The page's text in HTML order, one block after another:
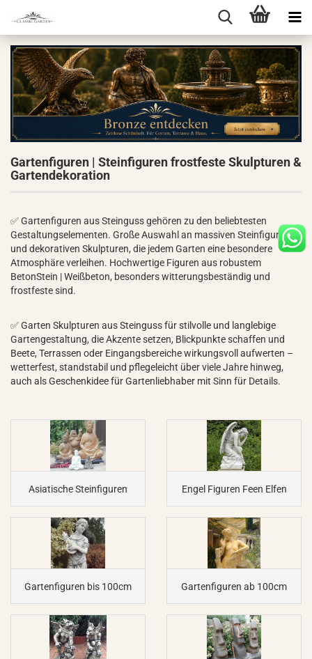
Gartenfiguren | Steinfiguren frostfeste Skulpturen &
Gartendekoration
✅ Gartenfiguren aus Steinguss gehören zu den beliebtesten
Gestaltungselementen. Große Auswahl an massiven Steinfiguren
und dekorativen Skulpturen, die jedem Garten eine besondere
Atmosphäre verleihen. Hochwertige Figuren aus robustem
BetonStein | Weißbeton, besonders witterungsbeständig und
frostfeste sind.
✅ Garten Skulpturen aus Steinguss für stilvolle und langlebige
Gartengestaltung, die Akzente setzen, Blickpunkte schaffen und
Beete, Terrassen oder Eingangsbereiche wirkungsvoll aufwerten –
wetterfest, standstabil und pflegeleicht über viele Jahre hinweg,
auch als Geschenkidee für Gartenliebhaber mit Sinn für Details.
Asiatische Steinfiguren Engel Figuren Feen Elfen
Gartenfiguren bis 100cm Gartenfiguren ab 100cm